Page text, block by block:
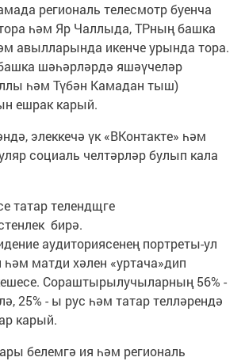
региональ телесмотр буенча
һәм Яр Чаллыда, ТРның башка
авылларында икенче урында тора.
шәһәрләрдә яшәүчеләр
һәм Түбән Камадан тыш)
ешрак карый.
элеккечә үк «ВКонтакте» һәм
социаль челтәрләр булып кала
татар телендщге
бирә.
аудиториясенең портреты-ул
матди хәлен «уртача»дип
Сораштырылучыларның 56% -
25% - ы рус һәм татар телләрендә
карый.
белемгә ия һәм региональ